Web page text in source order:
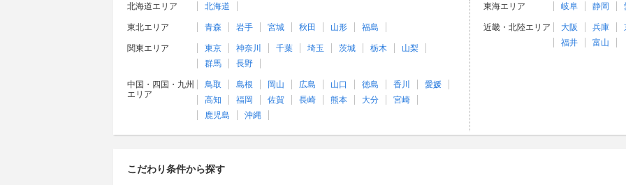
北海道エリア 北海道
東北エリア 青森 岩手 宮城 秋田 山形 福島
関東エリア 東京 神奈川 千葉 埼玉 茨城 栃木
山梨
群馬
長野
中国・四国・九州
エリア
鳥取 島根 岡山 広島 山口 徳島 香川
愛媛
高知
福岡 佐賀 長崎 熊本 大分
宮崎
鹿児島
沖縄
東海エリア 岐阜 静岡
近畿・北陸エリア 大阪 兵庫
福井
富山
こだわり条件から探す